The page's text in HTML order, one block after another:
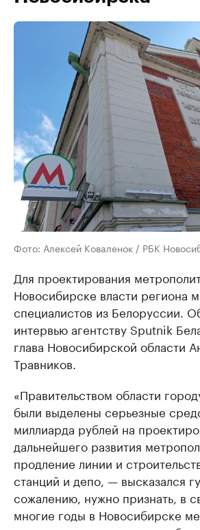
Фото: Алексей Коваленок / РБК
Для проектирования
Новосибирске власти региона
специалистов из Белоруссии.
интервью агентству Sputnik
глава Новосибирской области
Травников.
«Правительством области
были выделены серьезные
миллиарда рублей на
дальнейшего развития
продление линии и
станций и депо, — высказался
сожалению, нужно признать, в
многие годы в Новосибирске